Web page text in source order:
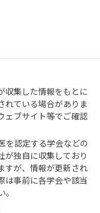
収集した情報をもとに
れている場合がありま
ェブサイト等でご確認
を認定する学会などの
が独自に収集しており
すが、情報が更新され
は事前に各学会や該当